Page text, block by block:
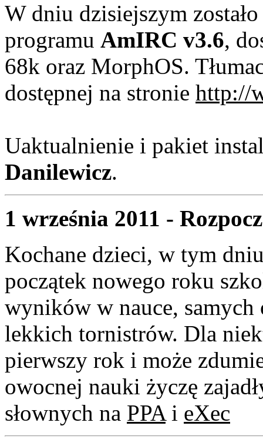
W dniu dzisiejszym
programu AmIRC v3.6,
68k oraz MorphOS.
dostępnej na stronie http://
Uaktualnienie i pakiet
Danilewicz.
1 września 2011 -
Kochane dzieci, w tym
początek nowego roku
wyników w nauce,
lekkich tornistrów. Dla
pierwszy rok i może
owocnej nauki życzę
słownych na PPAi eXec